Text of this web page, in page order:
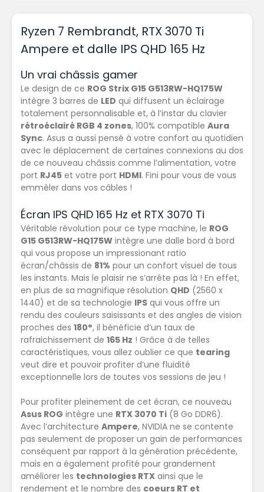
Ryzen 7 Rembrandt, RTX 3070 Ti
Ampere et dalle IPS QHD 165 Hz
Un vrai châssis gamer
Le design de ce ROG Strix G15 G513RW-HQ175W
intègre 3 barres de LED qui diffusent un éclairage
totalement personnalisable et, à l’instar du clavier
rétroéclairé RGB 4 zones, 100% compatible Aura
Sync. Asus a aussi pensé à votre confort au quotidien
avec le déplacement de certaines connexions au dos
de ce nouveau châssis comme l’alimentation, votre
port RJ45 et votre port HDMI. Fini pour vous de vous
emmêler dans vos câbles !
Écran IPS QHD 165 Hz et RTX 3070 Ti
Véritable révolution pour ce type machine, le ROG
G15 G513RW-HQ175W intègre une dalle bord à bord
qui vous propose un impressionant ratio
écran/châssis de 81% pour un confort visuel de tous
les instants. Mais le plaisir ne s’arrête pas là ! En effet,
en plus de sa magnifique résolution QHD (2560 x
1440) et de sa technologie IPS qui vous offre un
rendu des couleurs saisissants et des angles de vision
proches des 180°, il bénéficie d’un taux de
rafraichissement de 165 Hz ! Grâce à de telles
caractéristiques, vous allez oublier ce que tearing
veut dire et pouvoir profiter d’une fluidité
exceptionnelle lors de toutes vos sessions de jeu !
Pour profiter pleinement de cet écran, ce nouveau
Asus ROG intègre une RTX 3070 Ti (8 Go DDR6).
Avec l’architecture Ampere, NVIDIA ne se contente
pas seulement de proposer un gain de performances
conséquent par rapport à la génération précédente,
mais en a également profité pour grandement
améliorer les technologies RTX ainsi que le
rendement et le nombre des coeurs RT et